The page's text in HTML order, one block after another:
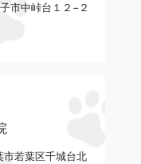
市中峠台１２−２
若葉区千城台北